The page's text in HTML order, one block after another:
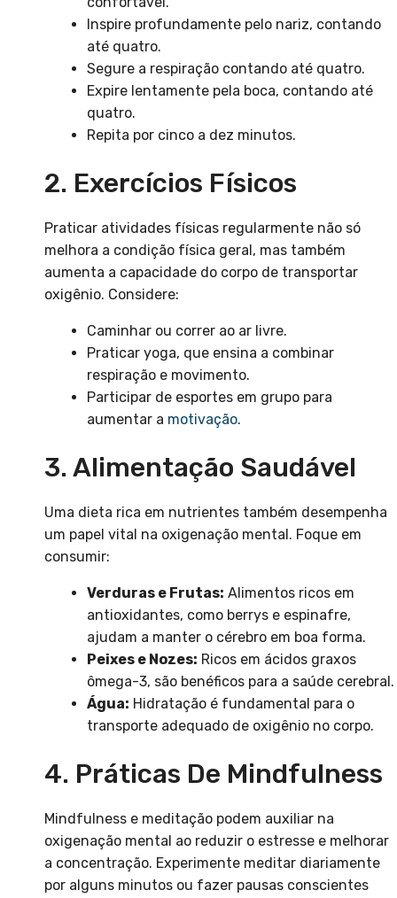
Inspire profundamente pelo nariz, contando
até quatro.
Segure a respiração contando até quatro.
Expire lentamente pela boca, contando até
quatro.
Repita por cinco a dez minutos.
2. Exercícios Físicos
Praticar atividades físicas regularmente não só
melhora a condição física geral, mas também
aumenta a capacidade do corpo de transportar
oxigênio. Considere:
Caminhar ou correr ao ar livre.
Praticar yoga, que ensina a combinar
respiração e movimento.
Participar de esportes em grupo para
aumentar a motivação.
3. Alimentação Saudável
Uma dieta rica em nutrientes também desempenha
um papel vital na oxigenação mental. Foque em
consumir:
Verduras e Frutas: Alimentos ricos em
antioxidantes, como berrys e espinafre,
ajudam a manter o cérebro em boa forma.
Peixes e Nozes: Ricos em ácidos graxos
ômega-3, são benéficos para a saúde cerebral.
Água: Hidratação é fundamental para o
transporte adequado de oxigênio no corpo.
4. Práticas De Mindfulness
Mindfulness e meditação podem auxiliar na
oxigenação mental ao reduzir o estresse e melhorar
a concentração. Experimente meditar diariamente
por alguns minutos ou fazer pausas conscientes